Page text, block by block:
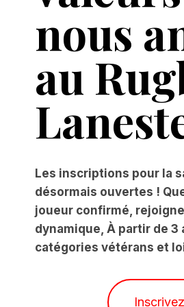
nous
au
Les inscriptions pour la
désormais ouvertes !
joueur confirmé,
dynamique, À partir de 3
catégories vétérans et